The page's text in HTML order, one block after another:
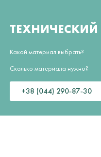
ТЕХНИЧЕСКИЙ
Какой материал выбрать?
Сколько материала нужно?
+38 (044) 290-87-30